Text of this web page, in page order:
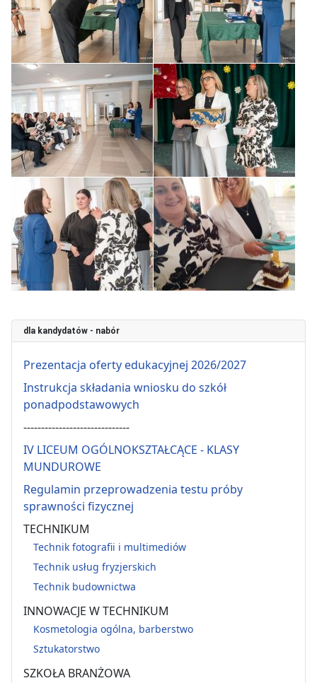
dla kandydatów - nabór
Prezentacja oferty edukacyjnej 2026/2027
Instrukcja składania wniosku do szkół
ponadpodstawowych
------------------------------
IV LICEUM OGÓLNOKSZTAŁCĄCE - KLASY
MUNDUROWE
Regulamin przeprowadzenia testu próby
sprawności fizycznej
TECHNIKUM
Technik fotografii i multimediów
Technik usług fryzjerskich
Technik budownictwa
INNOWACJE W TECHNIKUM
Kosmetologia ogólna, barberstwo
Sztukatorstwo
SZKOŁA BRANŻOWA